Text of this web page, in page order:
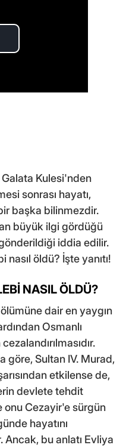
Kulesi'nden
sonrası hayatı,
başka bilinmezdir.
büyük ilgi gördüğü
iddia edilir.
öldü? İşte yanıtı!
NASIL ÖLDÜ?
dair en yaygın
Osmanlı
göre, Sultan IV. Murad,
etkilense de,
devlete tehdit
Cezayir'e sürgün
hayatını
bu anlatı Evliya